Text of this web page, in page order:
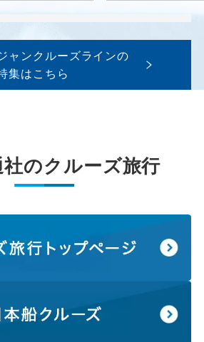
ャンクルーズラインの
集はこちら
社のクルーズ旅行